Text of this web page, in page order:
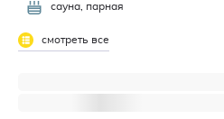
сауна, парная
смотреть все